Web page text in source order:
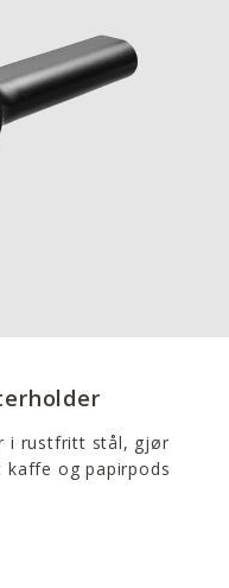
i rustfritt stål, gjør
kaffe og papirpods